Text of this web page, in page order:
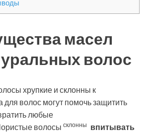
масел
волос
хрупкие и склонны к
для волос могут помочь защитить
любые
волосы склонны впитывать